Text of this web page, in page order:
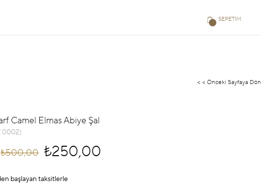
SEPETIM
< < Önceki Sayfaya Dön
Camel Elmas Abiye Şal
₺500,00 ₺250,00
başlayan taksitlerle